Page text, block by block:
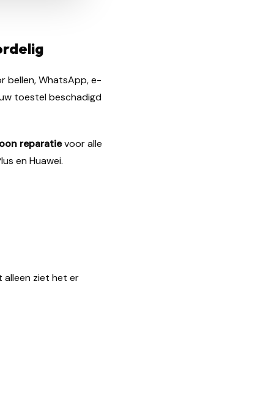
bellen, WhatsApp, e-
toestel beschadigd
reparatievoor alle
en Huawei.
alleen ziet het er